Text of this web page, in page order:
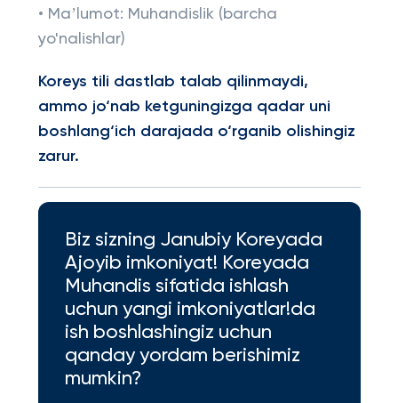
• Maʼlumot: Muhandislik (barcha
yo'nalishlar)
Koreys tili dastlab talab qilinmaydi,
ammo jo‘nab ketguningizga qadar uni
boshlang‘ich darajada o‘rganib olishingiz
zarur.
Biz sizning Janubiy Koreyada
Ajoyib imkoniyat! Koreyada
Muhandis sifatida ishlash
uchun yangi imkoniyatlar!da
ish boshlashingiz uchun
qanday yordam berishimiz
mumkin?